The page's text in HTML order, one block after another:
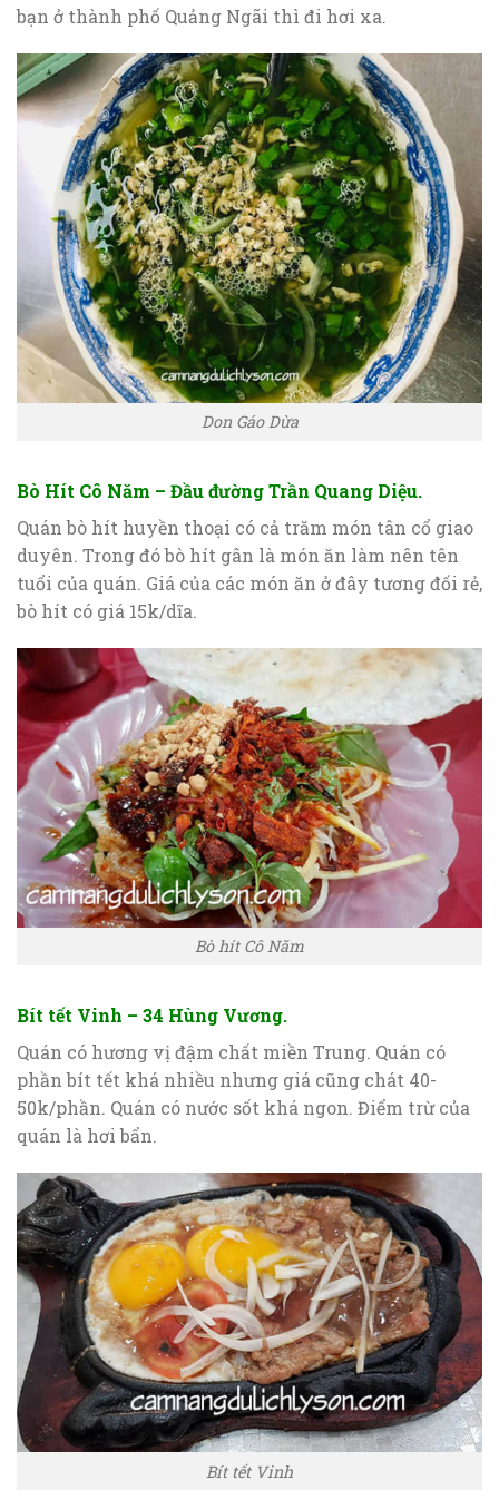
bạn ở thành phố Quảng Ngãi thì đi hơi xa.
Don Gáo Dừa
Bò Hít Cô Năm – Đầu đường Trần Quang Diệu.
Quán bò hít huyền thoại có cả trăm món tân cổ giao
duyên. Trong đó bò hít gân là món ăn làm nên tên
tuổi của quán. Giá của các món ăn ở đây tương đối rẻ,
bò hít có giá 15k/dĩa.
Bò hít Cô Năm
Bít tết Vinh – 34 Hùng Vương.
Quán có hương vị đậm chất miền Trung. Quán có
phần bít tết khá nhiều nhưng giá cũng chát 40-
50k/phần. Quán có nước sốt khá ngon. Điểm trừ của
quán là hơi bẩn.
Bít tết Vinh